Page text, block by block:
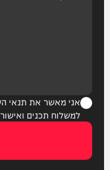
אני מאשר את תנאי
למשלוח תכנים